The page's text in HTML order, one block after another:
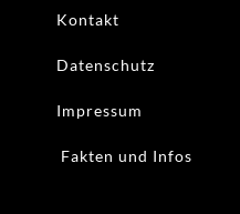
Kontakt
Datenschutz
Impressum
Fakten und Infos